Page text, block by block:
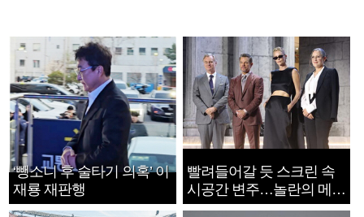
‘뺑소니 후 술타기 의혹’ 이
재룡 재판행
빨려들어갈 듯 스크린 속
시공간 변주…놀란의 메시
지는 ‘전쟁 속죄’